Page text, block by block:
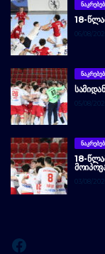
18-
06/08/2026
05/08/2026
18-
03/08/2026
Facebook